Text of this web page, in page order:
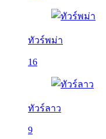
ทัวร์พม่า
16
ทัวร์ลาว
9